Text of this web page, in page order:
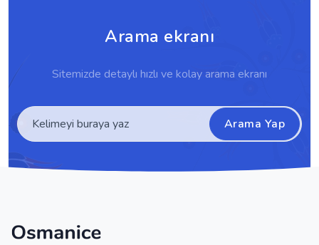
Arama ekranı
Sitemizde detaylı hızlı ve kolay arama ekranı
Arama Yap